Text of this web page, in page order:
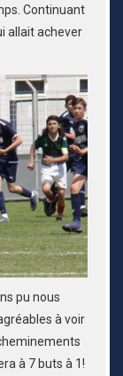
Continuant
allait achever
pu nous
à voir
à 7 buts à 1!